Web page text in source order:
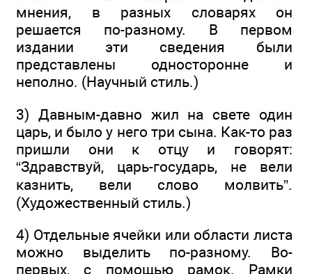
мнения, в разных словарях он
решается по-разному. В первом
издании эти сведения были
представлены односторонне и
неполно. (Научный стиль.)
3) Давным-давно жил на свете один
царь, и было у него три сына. Как-то раз
пришли они к отцу и говорят:
“Здравствуй, царь-государь, не вели
казнить, вели слово молвить”.
(Художественный стиль.)
4) Отдельные ячейки или области листа
можно выделить по-разному. Во-
первых, с помощью рамок. Рамки